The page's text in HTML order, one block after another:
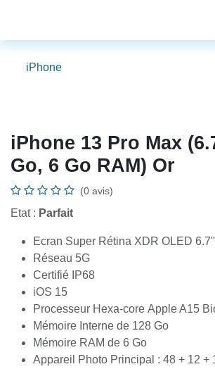
iPhone
iPhone 13 Pro Max
Go, 6 Go RAM) Or
(0 avis)
Etat : Parfait
Ecran Super Rétina XDR OLED 6.7''
Réseau 5G
Certifié IP68
iOS 15
Processeur Hexa-core Apple A15
Mémoire Interne de 128 Go
Mémoire RAM de 6 Go
Appareil Photo Principal : 48 + 12 +